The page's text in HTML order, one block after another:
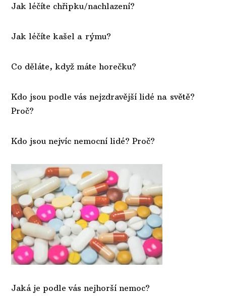
Jak léčíte chřipku/nachlazení?
Jak léčíte kašel a rýmu?
Co děláte, když máte horečku?
Kdo jsou podle vás nejzdravější lidé na světě?
Proč?
Kdo jsou nejvíc nemocní lidé? Proč?
Jaká je podle vás nejhorší nemoc?